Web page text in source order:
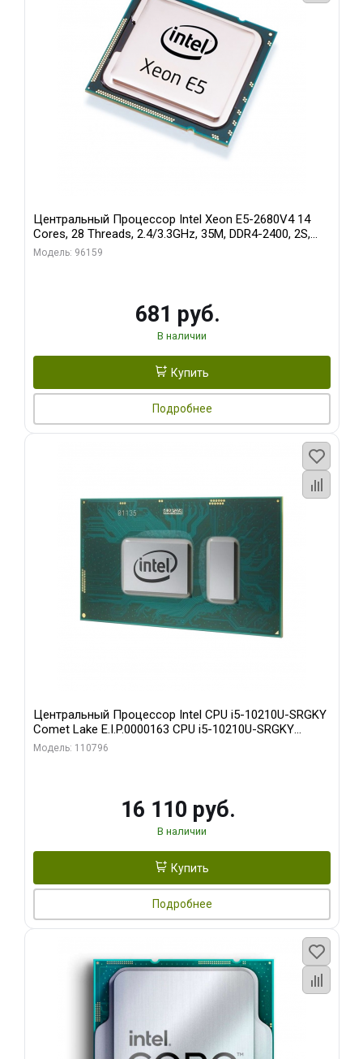
Центральный Процессор Intel Xeon E5-2680V4 14
Cores, 28 Threads, 2.4/3.3GHz, 35M, DDR4-2400, 2S,
120W Pull Tray (БУ)
Модель: 96159
681 руб.
В наличии
Купить
Подробнее
Центральный Процессор Intel CPU i5-10210U-SRGKY
Comet Lake E.I.P.0000163 CPU i5-10210U-SRGKY
Comet Lake 4.2/1.6GHz_4C/8T_6MB_UHD Graphics
Модель: 110796
16 110 руб.
В наличии
Купить
Подробнее